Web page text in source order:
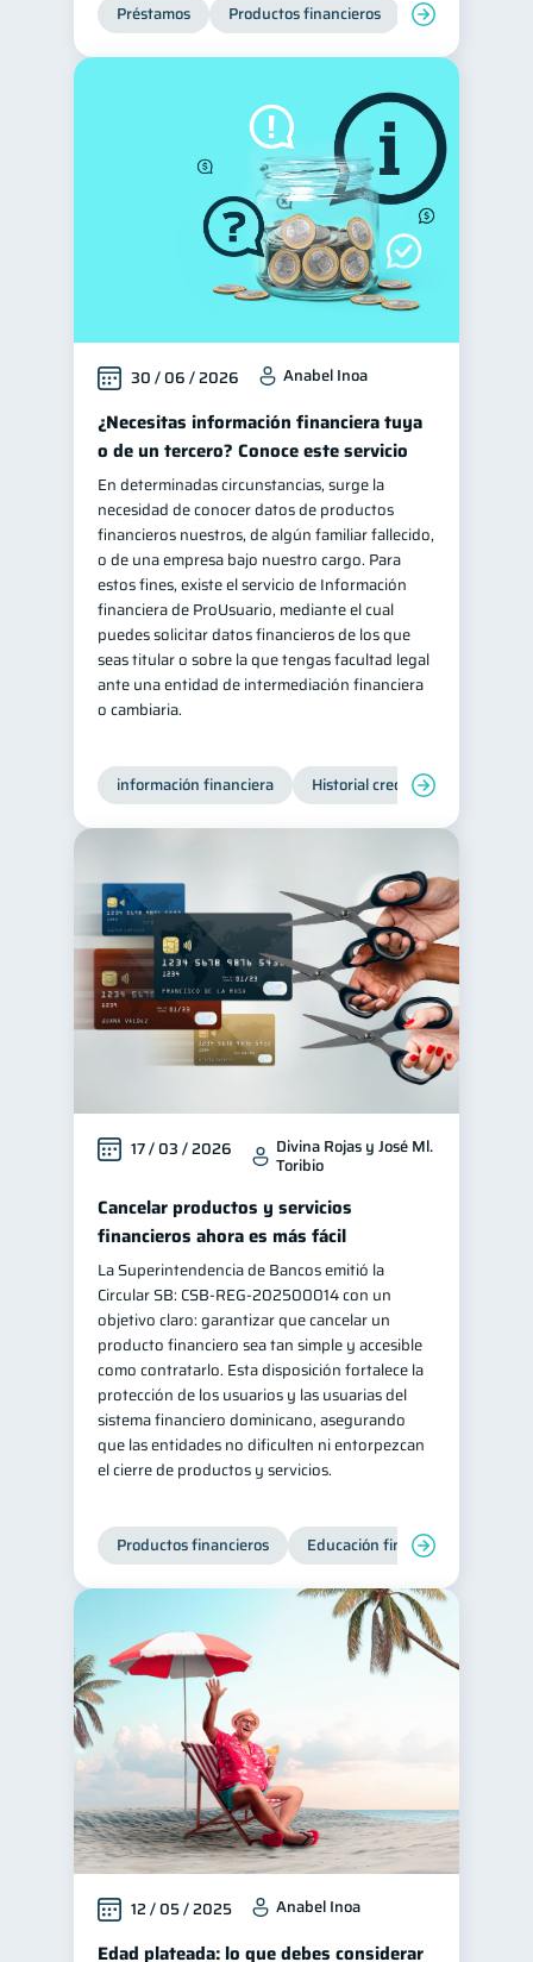
Superintendencia de Bancos 4
Vacaciones 2
Cuenta Inactiva
Finanzas Personales 1
Finanzas en Pareja 1
Educación Financiera 1
Retiro Doble sueldo
Gasto responsable
información financiera 1
Préstamos Productos financieros Manejo de
30 / 06 / 2026 Anabel Inoa
¿Necesitas información financiera tuya
o de un tercero? Conoce este servicio
En determinadas circunstancias, surge la
necesidad de conocer datos de productos
financieros nuestros, de algún familiar fallecido,
o de una empresa bajo nuestro cargo. Para
estos fines, existe el servicio de Información
financiera de ProUsuario, mediante el cual
puedes solicitar datos financieros de los que
seas titular o sobre la que tengas facultad legal
ante una entidad de intermediación financiera
o cambiaria.
información financiera Historial crediticio
17 / 03 / 2026 Divina Rojas y José Ml.
Toribio
Cancelar productos y servicios
financieros ahora es más fácil
La Superintendencia de Bancos emitió la
Circular SB: CSB‑REG‑202500014 con un
objetivo claro: garantizar que cancelar un
producto financiero sea tan simple y accesible
como contratarlo. Esta disposición fortalece la
protección de los usuarios y las usuarias del
sistema financiero dominicano, asegurando
que las entidades no dificulten ni entorpezcan
el cierre de productos y servicios.
Productos financieros Educación financiera
12 / 05 / 2025 Anabel Inoa
Edad plateada: lo que debes considerar